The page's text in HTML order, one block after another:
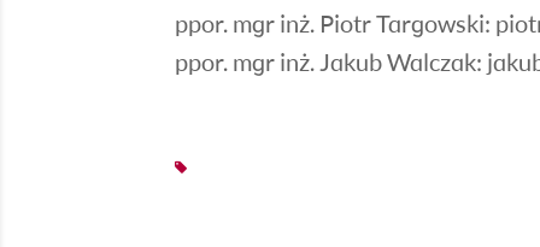
ppor. mgr inż. Piotr Targowski:
ppor. mgr inż. Jakub Walczak: